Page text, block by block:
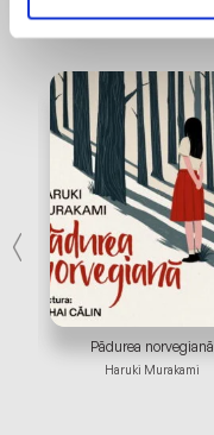
Bestsellers
Pădurea norvegiană
Haruki Murakami